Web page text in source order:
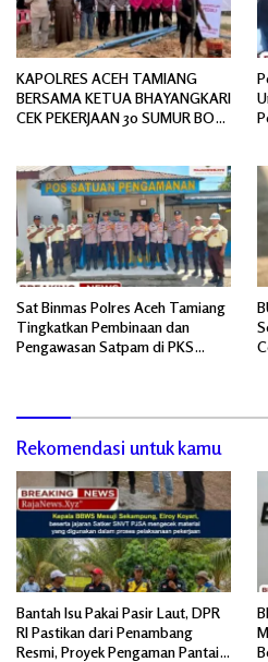
KAPOLRES ACEH TAMIANG
BERSAMA KETUA BHAYANGKARI
CEK PEKERJAAN 30 SUMUR BOR
Sat Binmas Polres Aceh Tamiang
Tingkatkan Pembinaan dan
Pengawasan Satpam di PKS
Rekomendasi untuk kamu
Bantah Isu Pakai Pasir Laut, DPR
RI Pastikan dari Penambang
Resmi, Proyek Pengaman Pantai